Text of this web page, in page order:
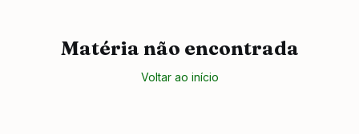
Matéria não encontrada
Voltar ao início